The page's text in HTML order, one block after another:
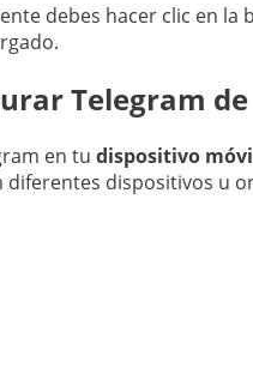
debes hacer clic en
Telegram
en tu dispositivo
diferentes dispositivos u